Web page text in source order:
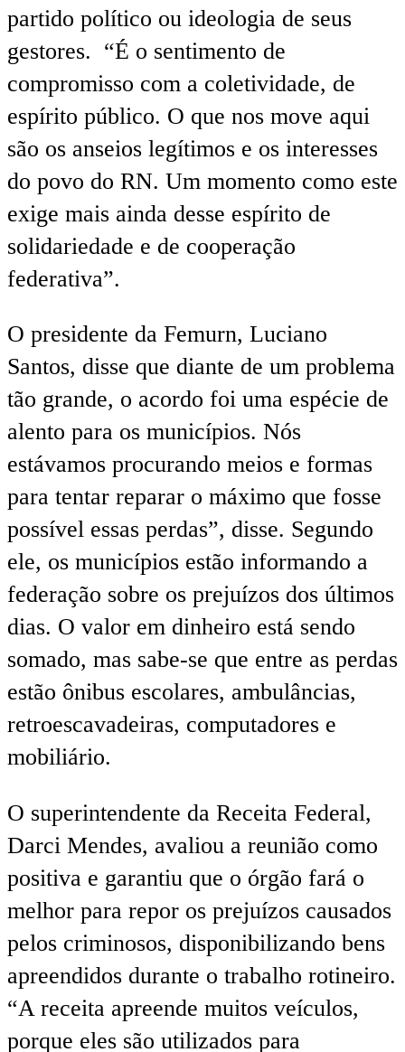
partido político ou ideologia de seus
gestores. “É o sentimento de
compromisso com a coletividade, de
espírito público. O que nos move aqui
são os anseios legítimos e os interesses
do povo do RN. Um momento como este
exige mais ainda desse espírito de
solidariedade e de cooperação
federativa”.
O presidente da Femurn, Luciano
Santos, disse que diante de um problema
tão grande, o acordo foi uma espécie de
alento para os municípios. Nós
estávamos procurando meios e formas
para tentar reparar o máximo que fosse
possível essas perdas”, disse. Segundo
ele, os municípios estão informando a
federação sobre os prejuízos dos últimos
dias. O valor em dinheiro está sendo
somado, mas sabe-se que entre as perdas
estão ônibus escolares, ambulâncias,
retroescavadeiras, computadores e
mobiliário.
O superintendente da Receita Federal,
Darci Mendes, avaliou a reunião como
positiva e garantiu que o órgão fará o
melhor para repor os prejuízos causados
pelos criminosos, disponibilizando bens
apreendidos durante o trabalho rotineiro.
“A receita apreende muitos veículos,
porque eles são utilizados para